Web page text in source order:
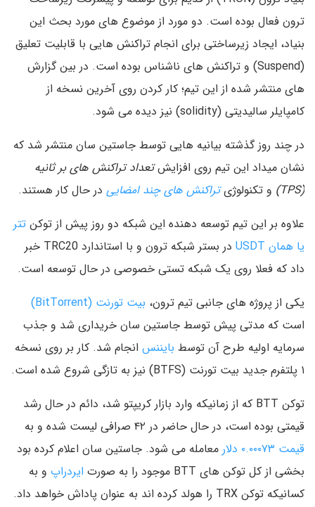
ترون فعال بوده است. دو مورد از موضوع های مورد بحث این
بنیاد، ایجاد زیرساختی برای انجام تراکنش هایی با قابلیت تعلیق
(Suspend) و تراکنش های ناشناس بوده است. در بین گزارش
های منتشر شده از این تیم؛ کار کردن روی آخرین نسخه از
کامپایلر سالیدیتی (solidity) نیز دیده می شود.
در چند روز گذشته بیانیه هایی توسط جاستین سان منتشر شد که
نشان میداد این تیم روی افزایشتعداد تراکنش های بر ثانیه
(TPS)
و تکنولوژیتراکنش های چند امضایی در حال کار هستند.
علاوه بر این تیم توسعه دهنده این شبکه دو روز پیش از توکن تتر
یا همان USDT
در بستر شبکه ترون و با استاندارد TRC20 خبر
داد که فعلا روی یک شبکه تستی خصوصی در حال توسعه است.
یکی از پروژه های جانبی تیم ترون، بیت تورنت (BitTorrent)
است که مدتی پیش توسط جاستین سان خریداری شد و جذب
سرمایه اولیه طرح آن توسط بایننس انجام شد. کار بر روی نسخه
۱ پلتفرم جدید بیت تورنت (BTFS) نیز به تازگی شروع شده است.
توکن BTT که از زمانیکه وارد بازار کریپتو شد، دائم در حال رشد
قیمتی بوده است، در حال حاضر در ۴۲ صرافی لیست شده و به
قیمت ۰.۰۰۰۷۳ دلار
معامله می شود. جاستین سان اعلام کرده بود
بخشی از کل توکن های BTT موجود را به صورت
ایردراپ و به
کسانیکه توکن TRX را هولد کرده اند به عنوان پاداش خواهد داد.